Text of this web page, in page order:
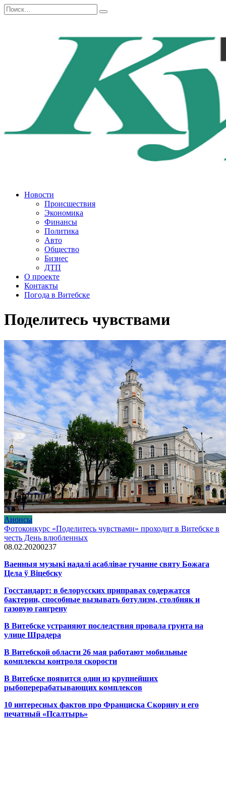
Перейти
к
Search
for:
Новости
Происшествия
Экономика
Финансы
Политика
Авто
Общество
Бизнес
ДТП
О проекте
Контакты
Погода в Витебске
Поделитесь чувствами
Анонсы
Фотоконкурс «Поделитесь чувствами» проходит в Витебске в
честь День влюбленных
08.02.20200237
Ваенныя музыкі надалі асаблівае гучанне святу Божага
Цела ў Віцебску
Госстандарт: в белорусских приправах содержатся
бактерии, способные вызывать ботулизм, столбняк и
газовую гангрену
В Витебске устраняют последствия провала грунта на
улице Шрадера
В Витебской области 26 мая работают мобильные
комплексы контроля скорости
В Витебске появится один из крупнейших
рыбоперерабатывающих комплексов
10 интересных фактов про Франциска Скорину и его
печатный «Псалтырь»